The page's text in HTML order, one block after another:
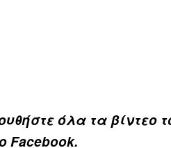
όλα τα βίντεo
Facebook.